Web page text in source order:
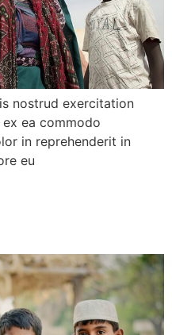
nostrud exercitation
ea commodo
in reprehenderit in
eu